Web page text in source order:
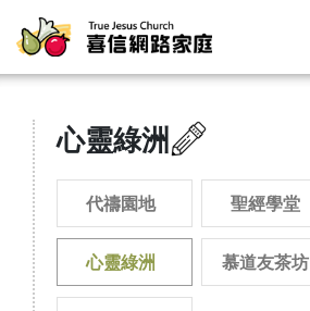
心靈綠洲
代禱園地 聖經學堂
心靈綠洲 慕道友茶坊